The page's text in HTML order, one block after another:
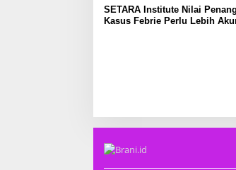
SETARA Institute Nilai
Kasus Febrie Perlu Lebih